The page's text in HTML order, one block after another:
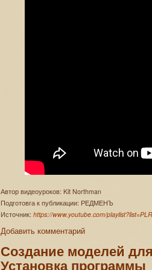
Автор видеоуроков: Kit Northman
Подготовга к публикации: РЕДМЕНЪ
Источник:https://www.youtube.com/
Добавить комментарий
Создание моделей
Установка программы